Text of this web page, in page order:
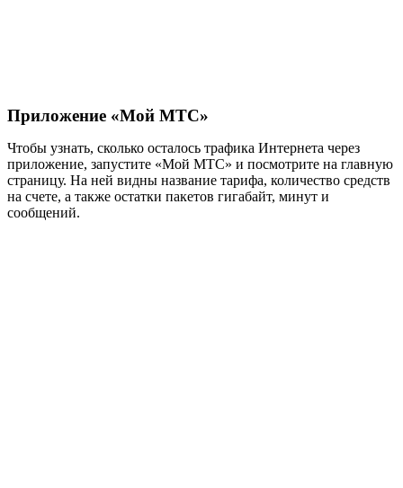
Приложение «Мой МТС»
Чтобы узнать, сколько осталось трафика Интернета через
приложение, запустите «Мой МТС» и посмотрите на главную
страницу. На ней видны название тарифа, количество средств
на счете, а также остатки пакетов гигабайт, минут и
сообщений.